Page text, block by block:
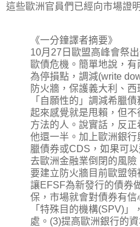
這些歐洲官員們已經向市場證
《一分鐘譯者摘要》
10月27日歐盟高峰會祭
歐債危機。簡單地說，
為停損點，調減(write
防火牆，保護義大利、西
「自願性的」調減希臘
起來感覺就是甩賴，但
方法的人。說實話，反
他還一半。加上歐洲銀
臘債券或CDS，如果可
去歐洲金融業倒閉的風險
要建立防火牆目前歐盟
讓EFSF為新發行的債券
保，市場就會對債券有
「特殊目的機構(SPV)
處。(3)提高歐洲銀行的